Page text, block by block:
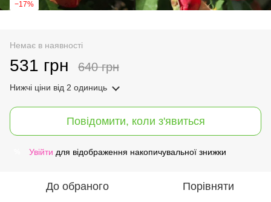
−17%
Немає в наявності
531 грн 640 грн
Нижчі ціни від 2 одиниць
Повідомити, коли з'явиться
Увійти для відображення накопичувальної знижки
До обраного Порівняти